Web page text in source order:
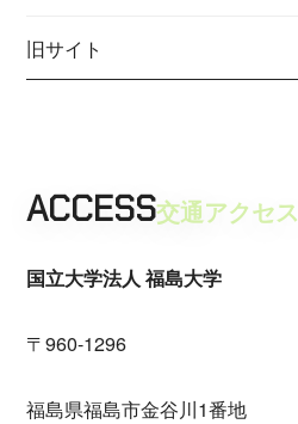
旧サイト
ACCESS交通アクセス
国立大学法人 福島大学
〒960-1296
福島県福島市金谷川1番地